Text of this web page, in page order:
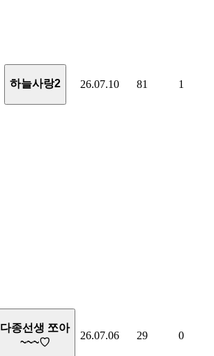
하늘사랑2 26.07.10 81 1
다종선생 쪼아
~~~♡
26.07.06 29 0